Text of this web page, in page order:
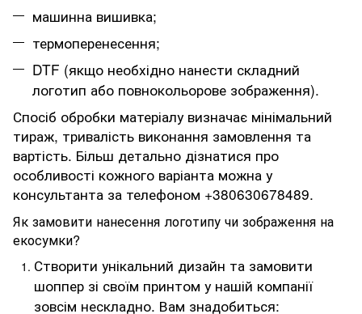
машинна вишивка;
термоперенесення;
DTF (якщо необхідно нанести складний
логотип або повнокольорове зображення).
Спосіб обробки матеріалу визначає мінімальний
тираж, тривалість виконання замовлення та
вартість. Більш детально дізнатися про
особливості кожного варіанта можна у
консультанта за телефоном +380630678489.
Як замовити нанесення логотипу чи зображення на
екосумки?
Створити унікальний дизайн та замовити
шоппер зі своїм принтом у нашій компанії
зовсім нескладно. Вам знадобиться: